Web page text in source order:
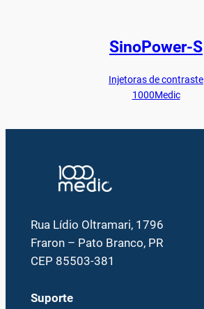
SinoPower-S
Injetoras de contraste
1000Medic
Rua Lídio Oltramari, 1796
Fraron – Pato Branco, PR
CEP 85503-381
Suporte